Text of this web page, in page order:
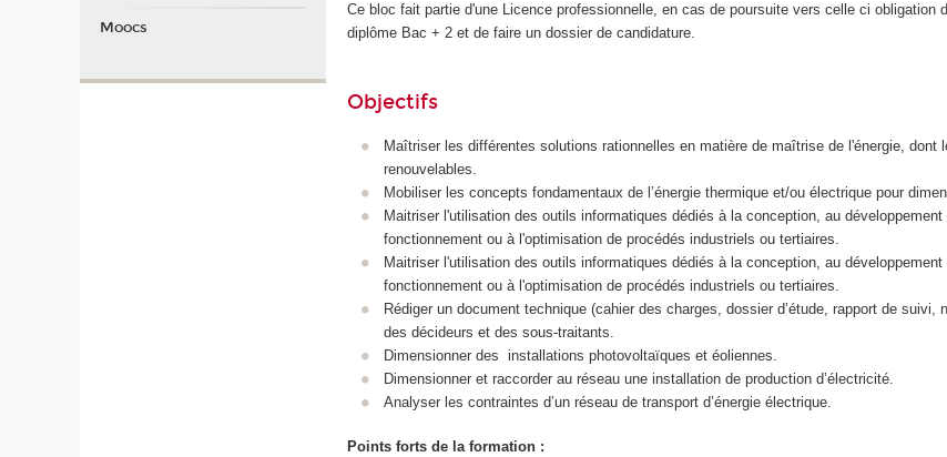
Ce bloc fait partie d'une Licence professionnelle, en cas de poursuite vers celle ci obligation
diplôme Bac + 2 et de faire un dossier de candidature.
Objectifs
Maîtriser les différentes solutions rationnelles en matière de maîtrise de l'énergie, dont
renouvelables.
Mobiliser les concepts fondamentaux de l’énergie thermique et/ou électrique pour
Maitriser l'utilisation des outils informatiques dédiés à la conception, au développement
fonctionnement ou à l'optimisation de procédés industriels ou tertiaires.
Maitriser l'utilisation des outils informatiques dédiés à la conception, au développement
fonctionnement ou à l'optimisation de procédés industriels ou tertiaires.
Rédiger un document technique (cahier des charges, dossier d’étude, rapport de suivi,
des décideurs et des sous-traitants.
Dimensionner des installations photovoltaïques et éoliennes.
Dimensionner et raccorder au réseau une installation de production d’électricité.
Analyser les contraintes d’un réseau de transport d’énergie électrique.
Points forts de la formation :
Moocs